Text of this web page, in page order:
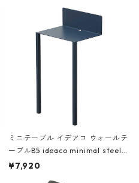
ミニテーブル イデアコ ウォールテ
ーブルB5 ideaco minimal steel f
urniture WALL Table B5 ネイビー
¥7,920